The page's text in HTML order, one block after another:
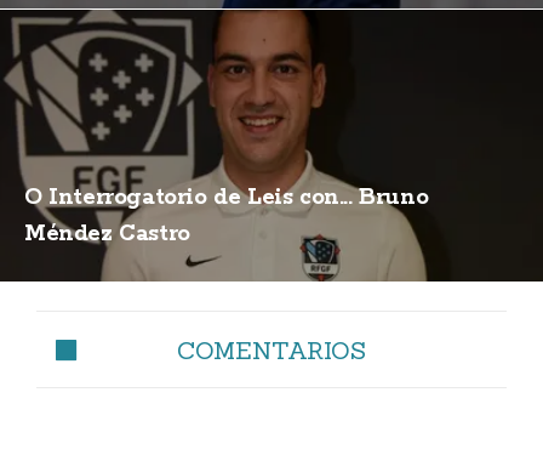
O Interrogatorio de Leis con... Bruno
Méndez Castro
COMENTARIOS